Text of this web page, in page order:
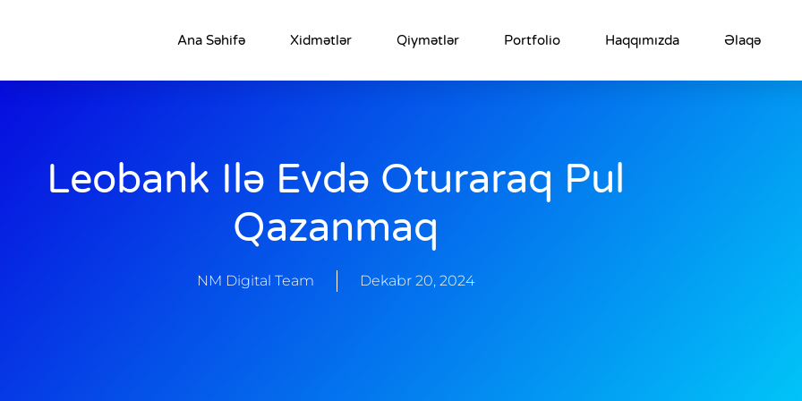
Ana Səhifə Xidmətlər Qiymətlər Portfolio Haqqımızda Əlaqə
Leobank Ilə Evdə Oturaraq Pul
Qazanmaq
NM Digital Team Dekabr 20, 2024